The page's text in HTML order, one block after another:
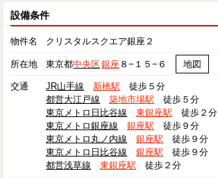
設備条件
物件名 クリスタルスクエア銀座２
所在地 東京都中央区銀座 ８−１５−６ 地図
交通 JR山手線 新橋駅 徒歩５分
都営大江戸線
築地市場駅 徒歩５分
東京メトロ日比谷線
東銀座駅 徒歩２分
東京メトロ銀座線
銀座駅 徒歩９分
東京メトロ丸ノ内線
銀座駅 徒歩９分
東京メトロ日比谷線
銀座駅 徒歩９分
都営浅草線
東銀座駅 徒歩２分